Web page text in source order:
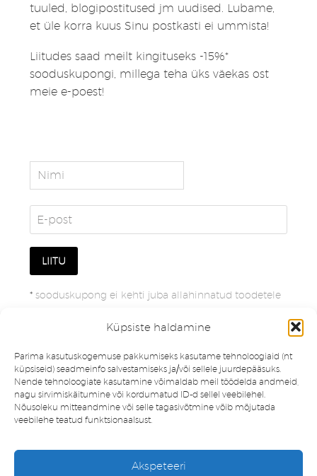
Küpsiste haldamine
Parima kasutuskogemuse pakkumiseks kasutame tehnoloogiaid (nt
küpsiseid) seadmeinfo salvestamiseks ja/või sellele juurdepääsuks.
Nende tehnoloogiate kasutamine võimaldab meil töödelda andmeid,
nagu sirvimiskäitumine või kordumatud ID-d sellel veebilehel.
Nõusoleku mitteandmine või selle tagasivõtmine võib mõjutada
veebilehe teatud funktsionaalsust.
Akspeteeri
tuuled, blogipostitused jm uudised. Lubame,
et üle korra kuus Sinu postkasti ei ummista!
Liitudes saad meilt kingituseks -15%*
sooduskupongi, millega teha üks väekas ost
meie e-poest!
* sooduskupong ei kehti juba allahinnatud toodetele
Müügitingimused Privaatsuspoliitika